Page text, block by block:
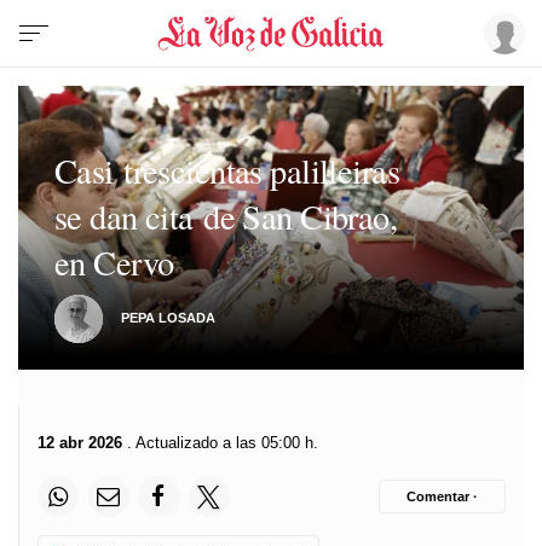
Casi trescientas palilleiras
se dan cita de San Cibrao,
en Cervo
PEPA LOSADA
12 abr 2026 . Actualizado a las 05:00 h.
Comentar ·